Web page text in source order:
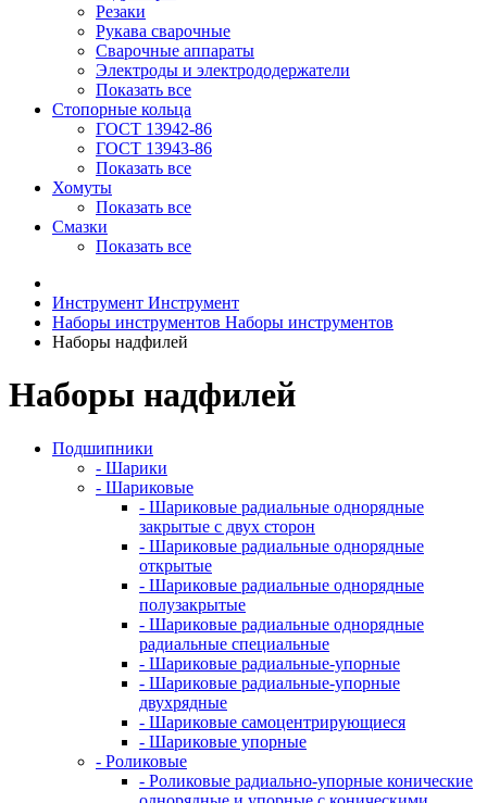
Резаки
Рукава сварочные
Сварочные аппараты
Электроды и электрододержатели
Показать все
Стопорные кольца
ГОСТ 13942-86
ГОСТ 13943-86
Показать все
Хомуты
Показать все
Смазки
Показать все
Инструмент Инструмент
Наборы инструментов Наборы инструментов
Наборы надфилей
Наборы надфилей
Подшипники
- Шарики
- Шариковые
- Шариковые радиальные однорядные
закрытые с двух сторон
- Шариковые радиальные однорядные
открытые
- Шариковые радиальные однорядные
полузакрытые
- Шариковые радиальные однорядные
радиальные специальные
- Шариковые радиальные-упорные
- Шариковые радиальные-упорные
двухрядные
- Шариковые самоцентрирующиеся
- Шариковые упорные
- Роликовые
- Роликовые радиально-упорные конические